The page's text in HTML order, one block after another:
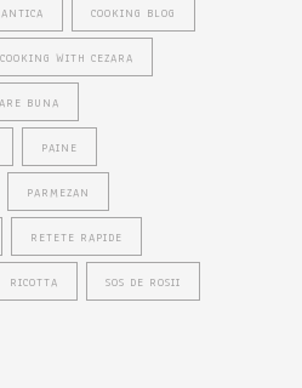
COOKING BLOG
COOKING WITH CEZARA
BUNA
PAINE
PARMEZAN
RETETE RAPIDE
RICOTTA SOS DE ROSII